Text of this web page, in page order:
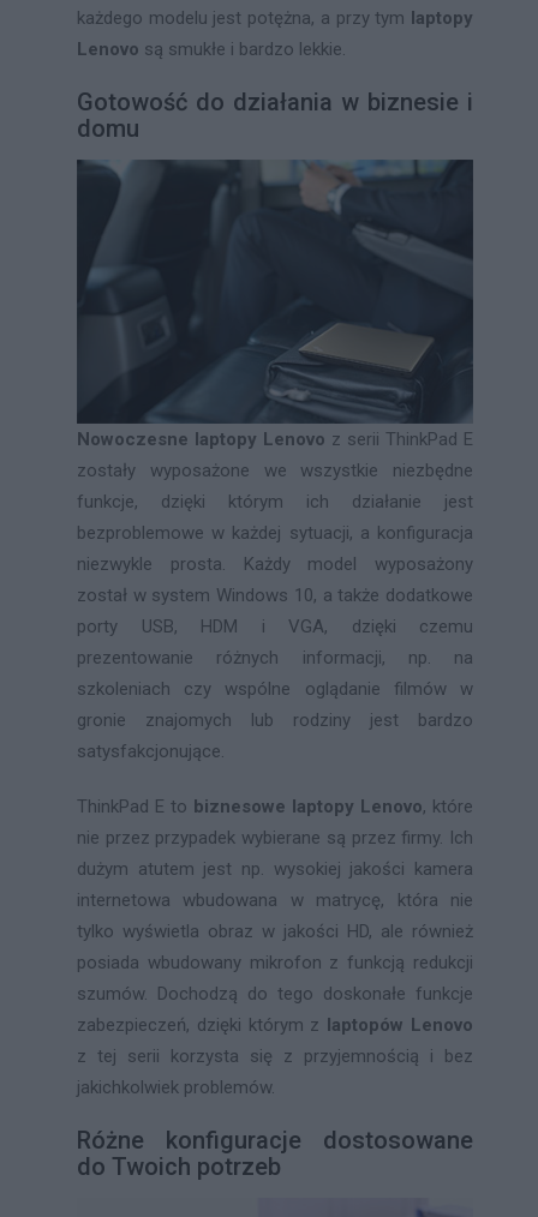
każdego modelu jest potężna, a przy tym laptopy
Lenovo są smukłe i bardzo lekkie.
Gotowość do działania w biznesie i
domu
Nowoczesne laptopy Lenovo z serii ThinkPad E
zostały wyposażone we wszystkie niezbędne
funkcje, dzięki którym ich działanie jest
bezproblemowe w każdej sytuacji, a konfiguracja
niezwykle prosta. Każdy model wyposażony
został w system Windows 10, a także dodatkowe
porty USB, HDM i VGA, dzięki czemu
prezentowanie różnych informacji, np. na
szkoleniach czy wspólne oglądanie filmów w
gronie znajomych lub rodziny jest bardzo
satysfakcjonujące.
ThinkPad E to biznesowe laptopy Lenovo, które
nie przez przypadek wybierane są przez firmy. Ich
dużym atutem jest np. wysokiej jakości kamera
internetowa wbudowana w matrycę, która nie
tylko wyświetla obraz w jakości HD, ale również
posiada wbudowany mikrofon z funkcją redukcji
szumów. Dochodzą do tego doskonałe funkcje
zabezpieczeń, dzięki którym z
laptopów Lenovo
z tej serii korzysta się z przyjemnością i bez
jakichkolwiek problemów.
Różne konfiguracje dostosowane
do Twoich potrzeb